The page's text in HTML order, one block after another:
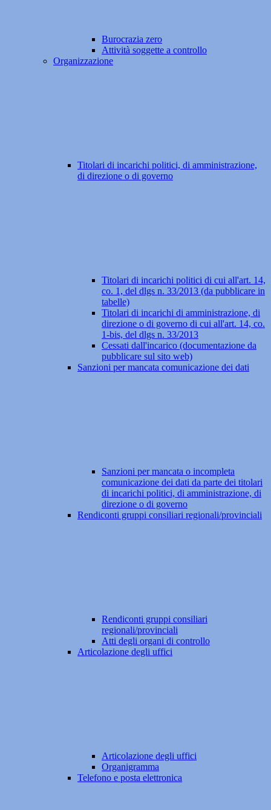
Burocrazia zero
Attività soggette a controllo
Organizzazione
Titolari di incarichi politici, di amministrazione,
di direzione o di governo
Titolari di incarichi politici di cui all'art. 14,
co. 1, del dlgs n. 33/2013 (da pubblicare in
tabelle)
Titolari di incarichi di amministrazione, di
direzione o di governo di cui all'art. 14, co.
1-bis, del dlgs n. 33/2013
Cessati dall'incarico (documentazione da
pubblicare sul sito web)
Sanzioni per mancata comunicazione dei dati
Sanzioni per mancata o incompleta
comunicazione dei dati da parte dei titolari
di incarichi politici, di amministrazione, di
direzione o di governo
Rendiconti gruppi consiliari regionali/provinciali
Rendiconti gruppi consiliari
regionali/provinciali
Atti degli organi di controllo
Articolazione degli uffici
Articolazione degli uffici
Organigramma
Telefono e posta elettronica